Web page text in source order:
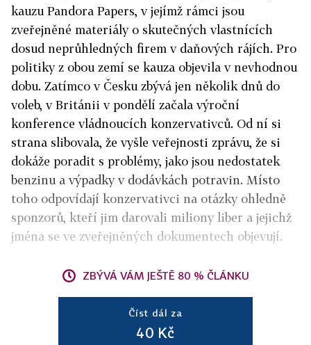
kauzu Pandora Papers, v jejímž rámci jsou
zveřejněné materiály o skutečných vlastnících
dosud neprůhledných firem vdaňových rájích. Pro
politiky z obou zemí se kauza objevila v nevhodnou
dobu. Zatímco v Česku zbývá jen několik dnů do
voleb, v Británii v pondělí začala výroční
konference vládnoucích konzervativců. Od ní si
strana slibovala, že vyšle veřejnosti zprávu, že si
dokáže poradit s problémy, jako jsou nedostatek
benzinu a výpadky v dodávkách potravin. Místo
toho odpovídají konzervativci na otázky ohledně
sponzorů, kteří jim darovali miliony liber a jejichž
jména se ve zveřejněných dokumentech objevují.
ZBÝVÁ VÁM JEŠTĚ 80 % ČLÁNKU
Číst dál za
40 Kč